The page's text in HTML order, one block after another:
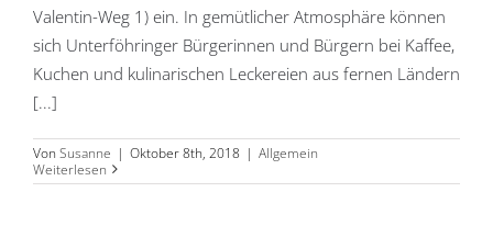
Valentin-Weg 1) ein. In gemütlicher Atmosphäre können
sich Unterföhringer Bürgerinnen und Bürgern bei Kaffee,
Kuchen und kulinarischen Leckereien aus fernen Ländern
[...]
Von Susanne | Oktober 8th, 2018 | Allgemein
Weiterlesen